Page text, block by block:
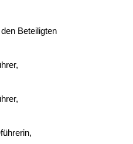
Be­tei­lig­ten